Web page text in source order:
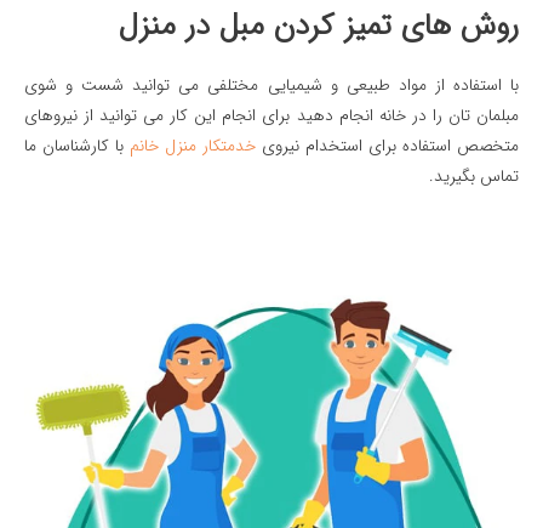
روش های تميز كردن مبل در منزل
با استفاده از مواد طبیعی و شیمیایی مختلفی می توانید شست و شوی
مبلمان تان را در خانه انجام دهید برای انجام این کار می توانید از نیروهای
متخصص استفاده برای استخدام نیروی خدمتکار منزل خانم با کارشناسان ما
تماس بگیرید.